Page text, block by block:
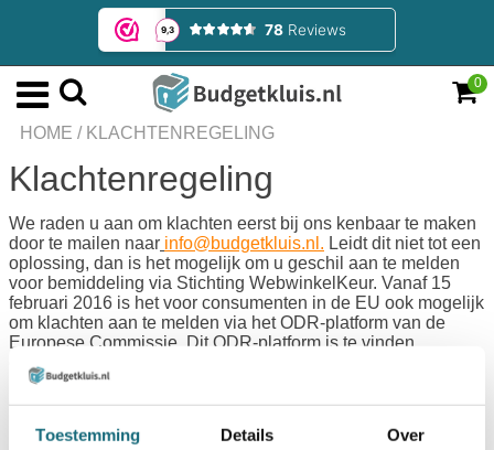
Toestemming Details Over
0
HOME / KLACHTENREGELING
Klachtenregeling
We raden u aan om klachten eerst bij ons kenbaar te maken
door te mailen naar info@budgetkluis.nl . Leidt dit niet tot een
oplossing, dan is het mogelijk om u geschil aan te melden
voor bemiddeling via Stichting WebwinkelKeur. Vanaf 15
februari 2016 is het voor consumenten in de EU ook mogelijk
om klachten aan te melden via het ODR-platform van de
Europese Commissie. Dit ODR-platform is te vinden
http://ec.europa.eu/odr
in behandeling is dan staat het u vrij om u klacht te
deponeren via het platform van de Europese Unie.